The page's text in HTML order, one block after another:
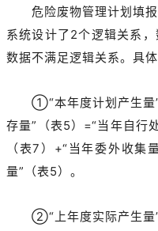
危险废物管理计划填
系统设计了2个逻辑关系
数据不满足逻辑关系。具
①“本年度计划产生量
存量”（表5）=“当年自行
（表7）+“当年委外收集
量”（表5）。
②“上年度实际产生量